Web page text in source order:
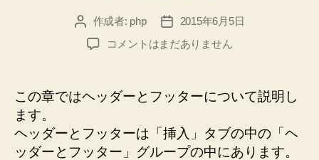
投
稿
者
作成者: php
投
稿
日
2015年6月5日
ヘ
ー
と
ッ
タ
コメントはまだありません
この章ではヘッダーとフッターについて説明し
ます。
ヘッダーとフッターは「挿入」タブの中の「ヘ
ッダーとフッター」グループの中にあります。